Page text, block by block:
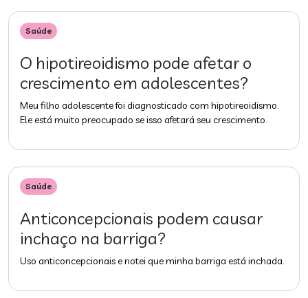
Saúde
O hipotireoidismo pode afetar o
crescimento em adolescentes?
Meu filho adolescente foi diagnosticado com hipotireoidismo.
Ele está muito preocupado se isso afetará seu crescimento.
Saúde
Anticoncepcionais podem causar
inchaço na barriga?
Uso anticoncepcionais e notei que minha barriga está inchada.